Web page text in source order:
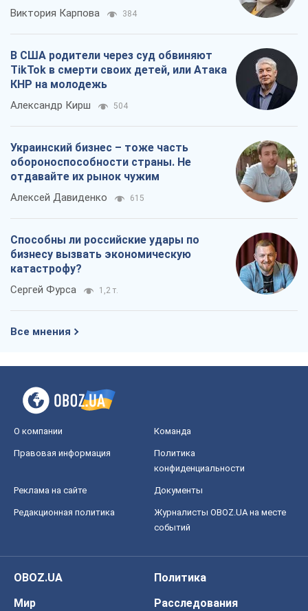
Виктория Карпова 384
В США родители через суд обвиняют
TikTok в смерти своих детей, или Атака
КНР на молодежь
Александр Кирш 504
Украинский бизнес – тоже часть
обороноспособности страны. Не
отдавайте их рынок чужим
Алексей Давиденко 615
Способны ли российские удары по
бизнесу вызвать экономическую
катастрофу?
Сергей Фурса 1,2 т.
Все мнения
О компании Команда
Правовая информация
Политика
конфиденциальности
Реклама на сайте Документы
Редакционная политика
Журналисты OBOZ.UA на месте
событий
OBOZ.UA
Политика
Мир
Расследования